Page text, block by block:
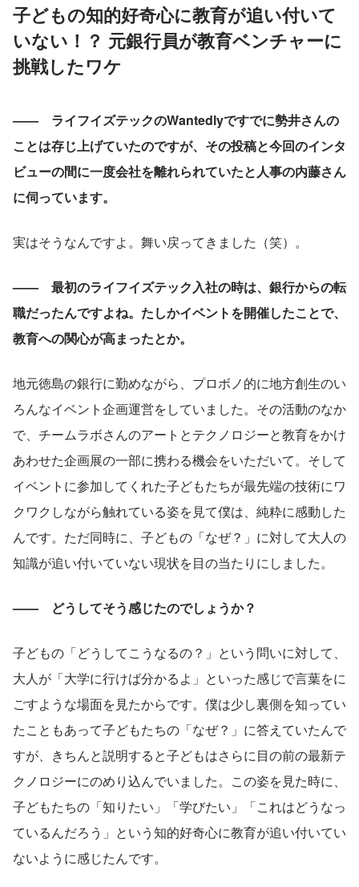
子どもの知的好奇心に教育が追い付いて
いない！？ 元銀行員が教育ベンチャーに
挑戦したワケ
——　ライフイズテックのWantedlyですでに勢井さんの
ことは存じ上げていたのですが、その投稿と今回のインタ
ビューの間に一度会社を離れられていたと人事の内藤さん
に伺っています。
実はそうなんですよ。舞い戻ってきました（笑）。
——　最初のライフイズテック入社の時は、銀行からの転
職だったんですよね。たしかイベントを開催したことで、
教育への関心が高まったとか。
地元徳島の銀行に勤めながら、プロボノ的に地方創生のい
ろんなイベント企画運営をしていました。その活動のなか
で、チームラボさんのアートとテクノロジーと教育をかけ
あわせた企画展の一部に携わる機会をいただいて。そして
イベントに参加してくれた子どもたちが最先端の技術にワ
クワクしながら触れている姿を見て僕は、純粋に感動した
んです。ただ同時に、子どもの「なぜ？」に対して大人の
知識が追い付いていない現状を目の当たりにしました。
——　どうしてそう感じたのでしょうか？
子どもの「どうしてこうなるの？」という問いに対して、
大人が「大学に行けば分かるよ」といった感じで言葉をに
ごすような場面を見たからです。僕は少し裏側を知ってい
たこともあって子どもたちの「なぜ？」に答えていたんで
すが、きちんと説明すると子どもはさらに目の前の最新テ
クノロジーにのめり込んでいました。この姿を見た時に、
子どもたちの「知りたい」「学びたい」「これはどうなっ
ているんだろう」という知的好奇心に教育が追い付いてい
ないように感じたんです。